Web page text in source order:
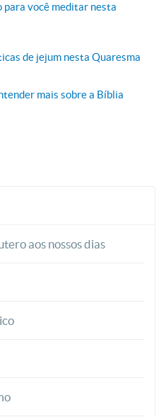
para você meditar nesta
de jejum nesta Quaresma
mais sobre a Bíblia
aos nossos dias